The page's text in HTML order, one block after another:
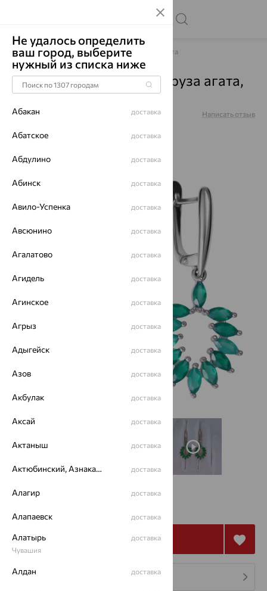
Главная Каталог Серьги Агат/друза агата
Серьги, серебро, агат/друза агата,
24-72-00535-212
Артикул: Написать отзыв
8 919
Купить
4 платежа по 2 230₽
Не удалось определить
ваш город, выберите
нужный из списка ниже
Абакан доставка
Абатское доставка
Абдулино доставка
Абинск доставка
Авило-Успенка доставка
Авсюнино доставка
Агалатово доставка
Агидель доставка
Агинское доставка
Агрыз доставка
Адыгейск доставка
Азов доставка
Акбулак доставка
Аксай доставка
Актаныш доставка
Актюбинский, Азнакаевский район доставка
Алагир доставка
Алапаевск доставка
Алатырь
Чувашия
доставка
Алдан доставка